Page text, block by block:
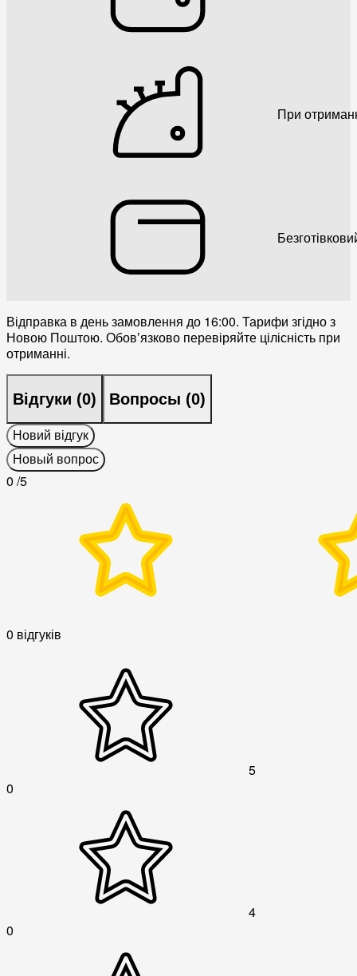
При
Відправка в день замовлення до 16:00. Тарифи згідно з
Новою Поштою. Обовʼязково перевіряйте цілісність при
отриманні.
Відгуки (0) Вопросы (0)
Новий відгук
Новый вопрос
0 /5
0 відгуків
5
0
4
0